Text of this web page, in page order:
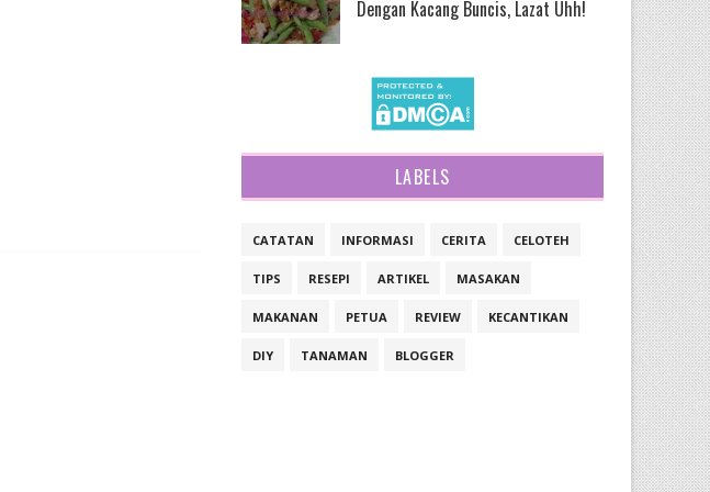
Dengan Kacang Buncis, Lazat Uhh!
LABELS
CATATAN INFORMASI CERITA CELOTEH
TIPS RESEPI ARTIKEL MASAKAN
MAKANAN PETUA REVIEW KECANTIKAN
DIY TANAMAN BLOGGER